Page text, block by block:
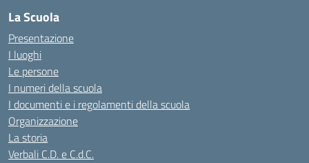
La Scuola
Presentazione
I luoghi
Le persone
I numeri della scuola
I documenti e i regolamenti della scuola
Organizzazione
La storia
Verbali C.D. e C.d.C.